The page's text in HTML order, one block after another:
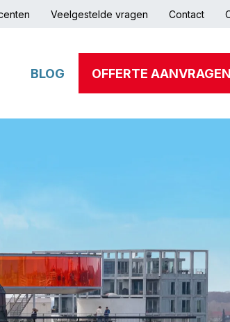
Veelgestelde vragen Contact
BLOG OFFERTE AANVRAGEN